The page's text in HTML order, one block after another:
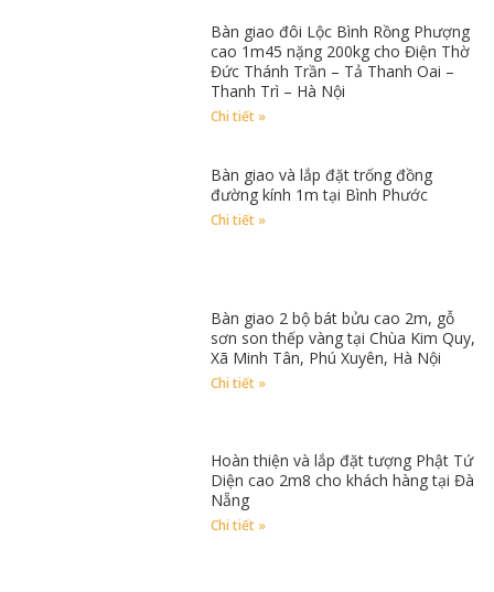
Bàn giao đôi Lộc Bình Rồng Phượng
cao 1m45 nặng 200kg cho Điện Thờ
Đức Thánh Trần – Tả Thanh Oai –
Thanh Trì – Hà Nội
Chi tiết »
Bàn giao và lắp đặt trống đồng
đường kính 1m tại Bình Phước
Chi tiết »
Bàn giao 2 bộ bát bửu cao 2m, gỗ
sơn son thếp vàng tại Chùa Kim Quy,
Xã Minh Tân, Phú Xuyên, Hà Nội
Chi tiết »
Hoàn thiện và lắp đặt tượng Phật Tứ
Diện cao 2m8 cho khách hàng tại Đà
Nẵng
Chi tiết »